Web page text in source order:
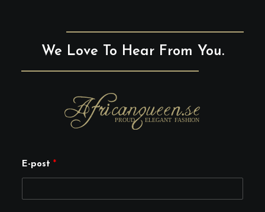
We Love To Hear From You.
F
E-post *